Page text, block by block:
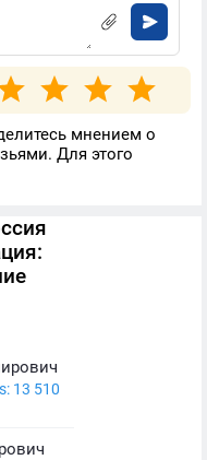
мнением о
Для этого
13 510